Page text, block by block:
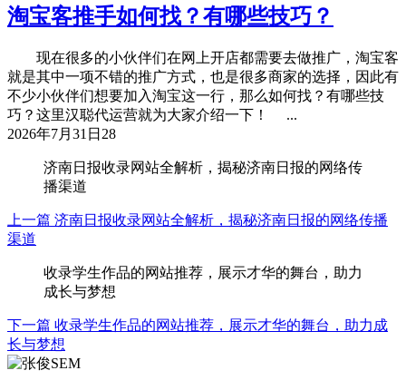
淘宝客推手如何找？有哪些技巧？
现在很多的小伙伴们在网上开店都需要去做推广，淘宝客
就是其中一项不错的推广方式，也是很多商家的选择，因此有
不少小伙伴们想要加入淘宝这一行，那么如何找？有哪些技
巧？这里汉聪代运营就为大家介绍一下！ ...
2026年7月31日 28
济南日报收录网站全解析，揭秘济南日报的网络传
播渠道
上一篇 济南日报收录网站全解析，揭秘济南日报的网络传播
渠道
收录学生作品的网站推荐，展示才华的舞台，助力
成长与梦想
下一篇 收录学生作品的网站推荐，展示才华的舞台，助力成
长与梦想